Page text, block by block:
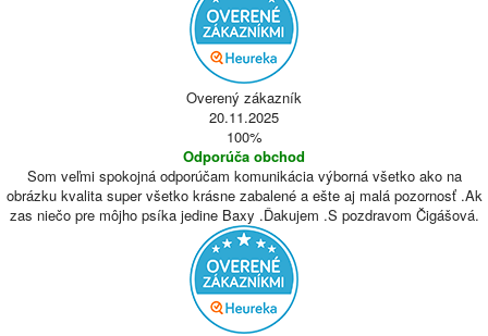
Overený zákazník
20.11.2025
100%
Odporúča obchod
Som veľmi spokojná odporúčam komunikácia výborná všetko ako na
obrázku kvalita super všetko krásne zabalené a ešte aj malá pozornosť .Ak
zas niečo pre môjho psíka jedine Baxy .Ďakujem .S pozdravom Čigášová.